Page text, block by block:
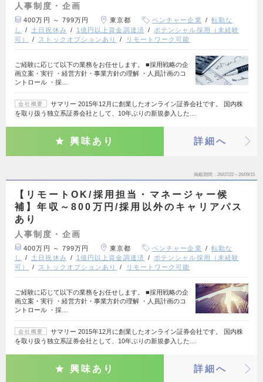
人事制度・企画
400万円 ～ 799万円 東京都 ベンチャー企業
転勤な
し
土日祝休み 1億円以上資金調達済
ポテンシャル採用（未経験
可）
ストックオプションあり リモートワーク可能
ご経験に応じて以下の業務をお任せします。 ■採用戦略の企
画立案・実行 ・経営方針・事業方針の理解 ・人員計画のコ
ントロール ・採…
会社概要
サマリー 2015年12月に創業したオンライン証券会社です。 国内株
を取り扱う独立系証券会社として、10年ぶりの新規参入した…
興味あり 詳細へ
掲載期間 26/07/22～26/09/15
【リモートOK/採用担当・マネージャー候
補】年収～800万円/採用以外のキャリアパス
あり
人事制度・企画
400万円 ～ 799万円 東京都 ベンチャー企業
転勤な
し
土日祝休み 1億円以上資金調達済
ポテンシャル採用（未経験
可）
ストックオプションあり リモートワーク可能
ご経験に応じて以下の業務をお任せします。 ■採用戦略の企
画立案・実行 ・経営方針・事業方針の理解 ・人員計画のコ
ントロール ・採…
会社概要
サマリー 2015年12月に創業したオンライン証券会社です。 国内株
を取り扱う独立系証券会社として、10年ぶりの新規参入した…
興味あり 詳細へ